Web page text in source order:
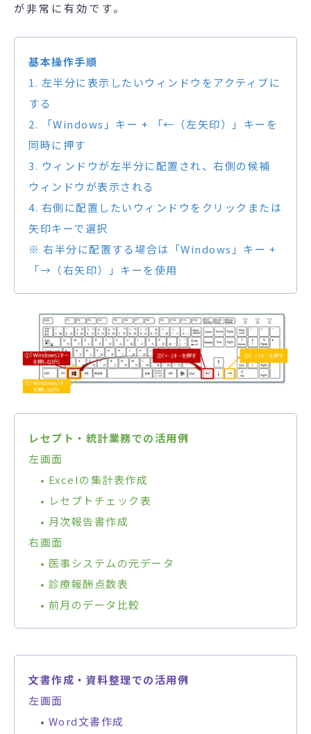
が非常に有効です。
基本操作手順
1. 左半分に表示したいウィンドウをアクティブに
する
2. 「Windows」キー + 「←（左矢印）」キーを
同時に押す
3. ウィンドウが左半分に配置され、右側の候補
ウィンドウが表示される
4. 右側に配置したいウィンドウをクリックまたは
矢印キーで選択
※ 右半分に配置する場合は「Windows」キー +
「→（右矢印）」キーを使用
レセプト・統計業務での活用例
左画面
• Excelの集計表作成
• レセプトチェック表
• 月次報告書作成
右画面
• 医事システムの元データ
• 診療報酬点数表
• 前月のデータ比較
文書作成・資料整理での活用例
左画面
• Word文書作成